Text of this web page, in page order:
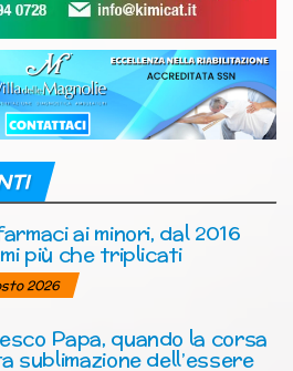
ai minori, dal 2016
più che triplicati
2026
Papa, quando la corsa
sublimazione dell’essere